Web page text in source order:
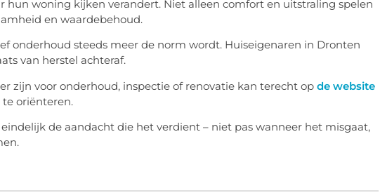
hun woning kijken verandert. Niet alleen comfort en uitstraling spelen
en waardebehoud.
onderhoud steeds meer de norm wordt. Huiseigenaren in Dronten
van herstel achteraf.
zijn voor onderhoud, inspectie of renovatie kan terecht op de website
oriënteren.
de aandacht die het verdient – niet pas wanneer het misgaat,